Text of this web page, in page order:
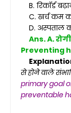
B. रिकॉर्ड
C. खर्च कम
D. अस्पताल
Ans. A.
Preventing
से होने वाले
primary goal
preventable